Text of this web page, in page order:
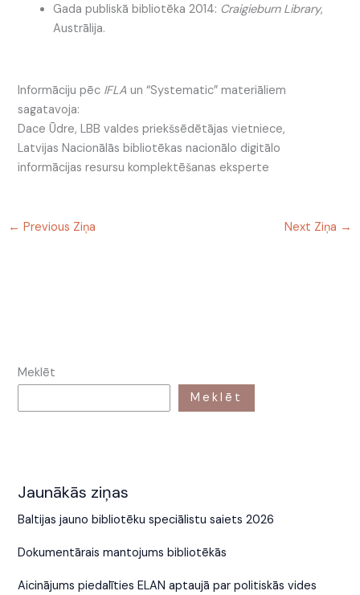
Gada publiskā bibliotēka 2014: Craigieburn Library,
Austrālija.
Informāciju pēc IFLA un “Systematic” materiāliem
sagatavoja:
Dace Ūdre, LBB valdes priekšsēdētājas vietniece,
Latvijas Nacionālās bibliotēkas nacionālo digitālo
informācijas resursu komplektēšanas eksperte
← Previous Ziņa Next Ziņa →
Meklēt
Meklēt
Jaunākās ziņas
Baltijas jauno bibliotēku speciālistu saiets 2026
Dokumentārais mantojums bibliotēkās
Aicinājums piedalīties ELAN aptaujā par politiskās vides